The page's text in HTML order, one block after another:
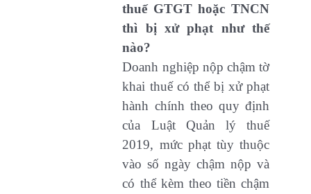
thuế GTGT hoặc TNCN
thì bị xử phạt như thế
nào?
Doanh nghiệp nộp chậm tờ
khai thuế có thể bị xử phạt
hành chính theo quy định
của Luật Quản lý thuế
2019, mức phạt tùy thuộc
vào số ngày chậm nộp và
có thể kèm theo tiền chậm